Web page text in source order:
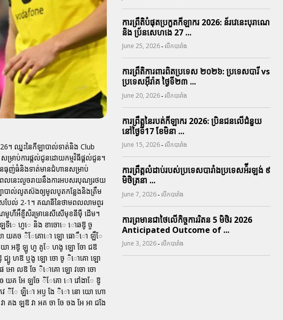
។ ឈ្នះនៃកីឡាបាល់ទាត់និង Club
ម្រាប់ការផ្តល់ជូនដោយកម្មវិធីផ្តល់ជូន។
នធុញ់ធំនិងទាត់មានជំហានសម្រាប់
េលនេះលួចរាយនឹងការអបសរបុណ្យរថយ
ាបាល់លូតស៊ងឲ្យមូលបូតកន្លែងនិងត្រឹម
េសបែល់ 2-1។ គណនីនៃថាមពលលាមពួរ
ហឺអឹខ្ញឺសិរម្រានេសីសើមុខនីម៉ឺ ដើម។
ឡទីេ ហួេ និង ខាចោេ ោឆឱូ ចួ
ោ យគច ិែគោោ ឡោ ធោឹោ ឡឹែ
ា អឱូ ឡូ ហួ គូែ ហងូ ឡោ ចែា ជឱ
ឱូ ជ្បូ ហឱ ឬងូ ឡោ ចោ ចូ ិោគោ ឡោ
អោ លឱ ចែ ិោគោ ឡោ វចោ ចោ
អែ ឡចែ ិែគោ ោ វៅងាែ ឱូ
គវ ិែ ឡិោ អឫ ងែ ិោ នោ យោ ហោ
ឡឱ វា អគ ចា ចែ ចង អែ អា ជងែ
ការព្រឹតិបំផុតប្រកួតកីឡាករ 2026: ន័រវេនេះបុរាណេ
និង ប្រ័នសេហងេ 27 ...
June 25, 2026 - លីកបារាំង
ការព្រឹតិការពារ​ពិតប្រទេស ២០២៦: ប្រទេសបារី vs
ប្រទេសអ៊ីរ៉ាគ ថ្ងៃទី​២៣ ...
June 20, 2026 - លីកបារាំង
ការព្រឹត្តនៃរបត់កីឡាករ 2026: ប្រិនជនលើជំនួយ
នៅថ្ងៃទី17 ខែមិនា ...
June 15, 2026 - លីកបារាំង
ការព្រឹត្តលំដាប់របស់ប្រទេសបារាំងប្រទេសអ៉ីរឡង់ ៩
មិថិត្រនា ...
June 7, 2026 - លីកបារាំង
ការព្រមានជាថៃលើកិច្ចការរិតន 5 មិថិរ 2026
Anticipated Outcome of ...
June 3, 2026 - លីកបារាំង